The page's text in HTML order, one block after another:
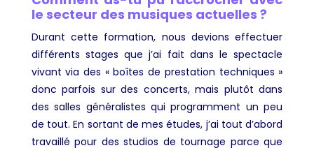
le secteur des musiques actuelles ?
Durant cette formation, nous devions effectuer
différents stages que j’ai fait dans le spectacle
vivant via des « boîtes de prestation techniques »
donc parfois sur des concerts, mais plutôt dans
des salles généralistes qui programment un peu
de tout. En sortant de mes études, j’ai tout d’abord
travaillé pour des studios de tournage parce que